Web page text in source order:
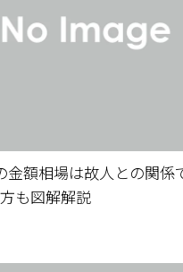
金額相場は故人との関係
も図解解説